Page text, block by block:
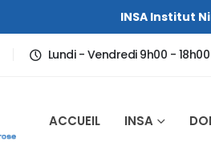
INSA Institut
Lundi - Vendredi 9h00 - 18h00
ACCUEIL INSA